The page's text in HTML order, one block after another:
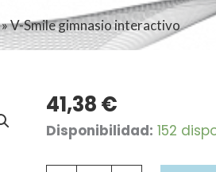
»V-Smile gimnasio interactivo
41,38€
Disponibilidad: 152
V-